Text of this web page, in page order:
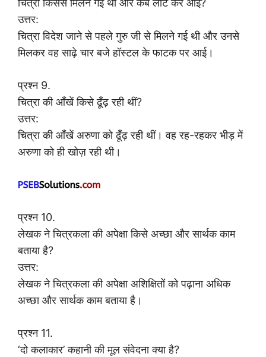
चित्रा किससे मिलने गई थी और कब लौट कर आई?
उत्तर:
चित्रा विदेश जाने से पहले गुरु जी से मिलने गई थी और उनसे
मिलकर वह साढ़े चार बजे हॉस्टल के फाटक पर आई।
प्रश्न 9.
चित्रा की आँखें किसे ढूँढ़ रही थीं?
उत्तर:
चित्रा की आँखें अरुणा को ढूँढ़ रही थीं। वह रह-रहकर भीड़ में
अरुणा को ही खोज़ रही थी।
प्रश्न 10.
लेखक ने चित्रकला की अपेक्षा किसे अच्छा और सार्थक काम
बताया है?
उत्तर:
लेखक ने चित्रकला की अपेक्षा अशिक्षितों को पढ़ाना अधिक
अच्छा और सार्थक काम बताया है।
प्रश्न 11.
‘दो कलाकार’ कहानी की मूल संवेदना क्या है?